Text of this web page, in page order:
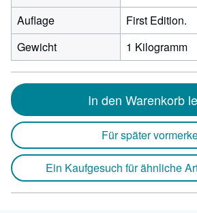
Auflage
First Edition.
Gewicht
1 Kilogramm
In den Warenkorb
Für später
Ein Kaufgesuch für ähnliche